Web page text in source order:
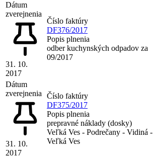
Dátum
zverejnenia
31. 10.
2017
Číslo faktúry
DF376/2017
Popis plnenia
odber kuchynských odpadov za
09/2017
Dátum
zverejnenia
31. 10.
2017
Číslo faktúry
DF375/2017
Popis plnenia
prepravné náklady (dosky)
Veľká Ves - Podrečany - Vidiná -
Veľká Ves